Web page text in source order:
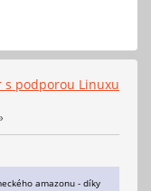
s podporou Linuxu
amazonu - díky